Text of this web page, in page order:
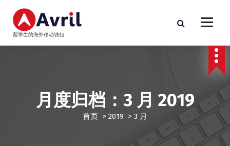
留学生的海外移动钱包
月度归档：3 月 2019
首页 > 2019 > 3 月